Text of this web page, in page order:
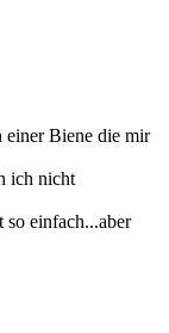
Biene die mir
ich nicht
so einfach...aber